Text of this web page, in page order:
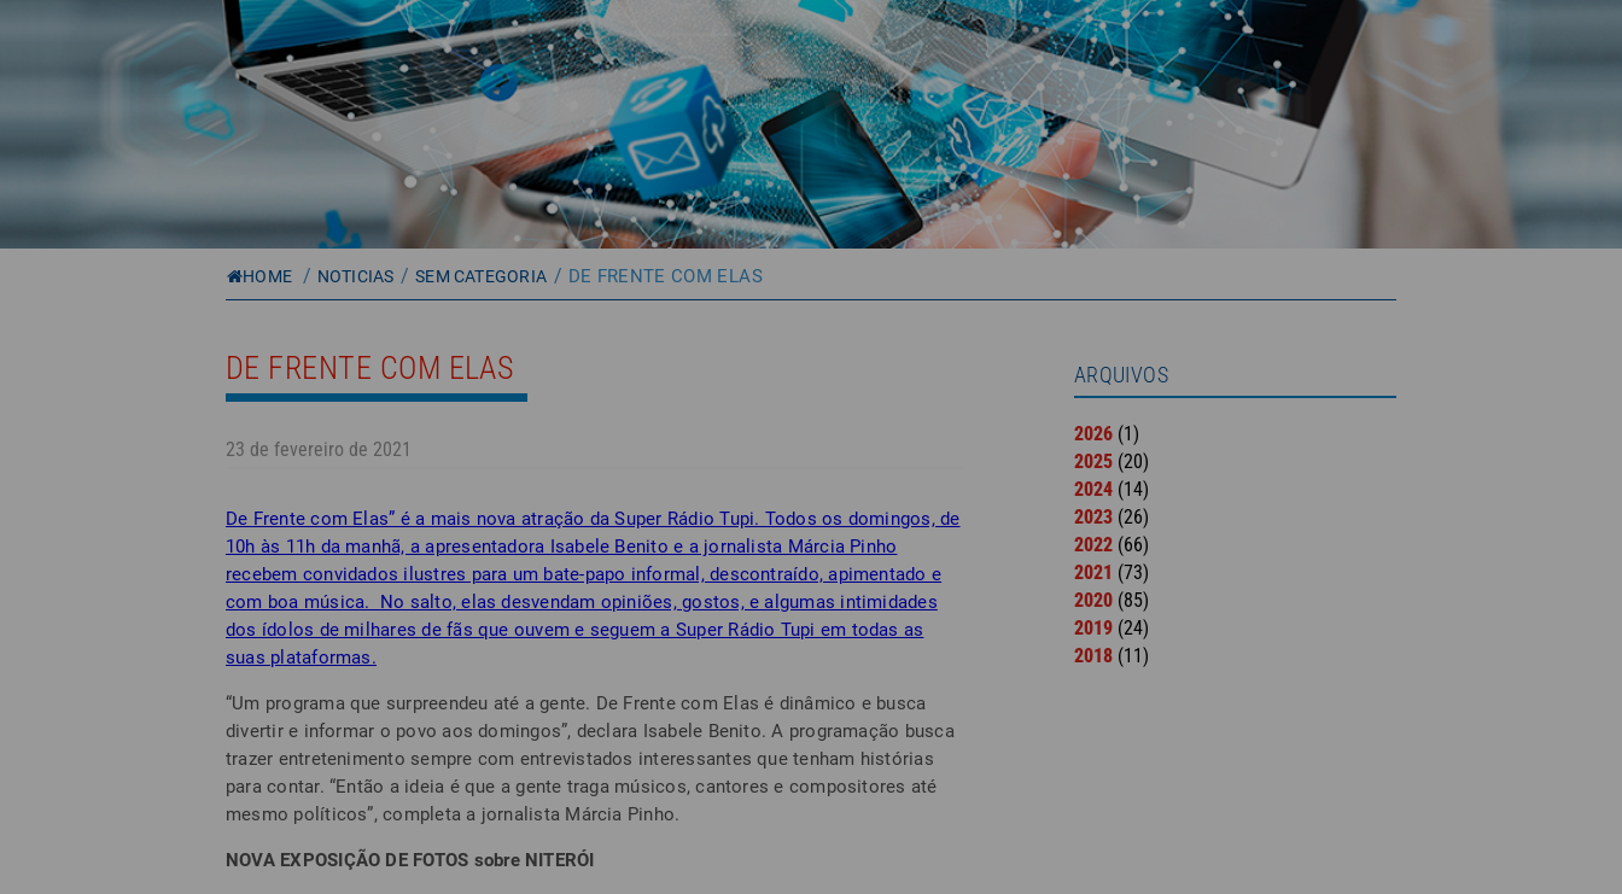
HOME / NOTICIAS / SEM CATEGORIA / DE FRENTE COM ELAS
DE FRENTE COM ELAS
23 de fevereiro de 2021
De Frente com Elas” é a mais nova atração da Super Rádio Tupi. Todos os domingos, de
10h às 11h da manhã, a apresentadora Isabele Benito e a jornalista Márcia Pinho
recebem convidados ilustres para um bate-papo informal, descontraído, apimentado e
com boa música. No salto, elas desvendam opiniões, gostos, e algumas intimidades
dos ídolos de milhares de fãs que ouvem e seguem a Super Rádio Tupi em todas as
suas plataformas.
“Um programa que surpreendeu até a gente. De Frente com Elas é dinâmico e busca
divertir e informar o povo aos domingos”, declara Isabele Benito. A programação busca
trazer entretenimento sempre com entrevistados interessantes que tenham histórias
para contar. “Então a ideia é que a gente traga músicos, cantores e compositores até
mesmo políticos”, completa a jornalista Márcia Pinho.
NOVA EXPOSIÇÃO DE FOTOS sobre NITERÓI
ARQUIVOS
2026 (1)
2025 (20)
2024 (14)
2023 (26)
2022 (66)
2021 (73)
2020 (85)
2019 (24)
2018 (11)